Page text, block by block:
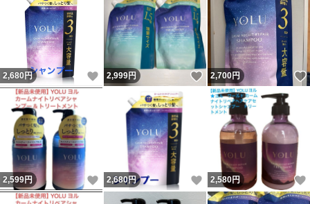
2,680 円 いいね！
2,999円 いいね！
2,700円
2,599円 いいね！
2,680円 いいね！
2,580円